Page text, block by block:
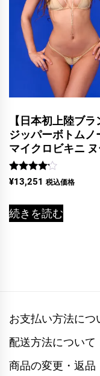
【日本初上陸ブラ
ジッパーボトムノ
マイクロビキニ
5段階中
4.00
¥13,251 税込価格
続きを読む
お支払い方法につ
配送方法について
商品の変更・返品